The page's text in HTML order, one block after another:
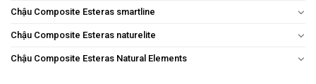
Chậu Composite Esteras smartline
Chậu Composite Esteras naturelite
Chậu Composite Esteras Natural Elements